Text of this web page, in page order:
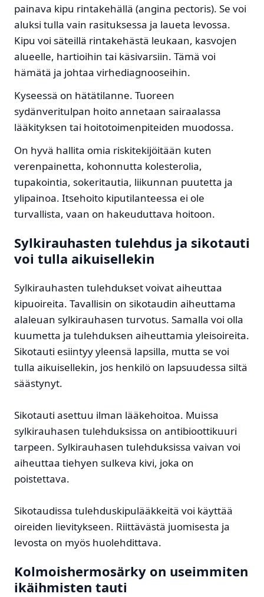
painava kipu rintakehällä (angina pectoris). Se voi
aluksi tulla vain rasituksessa ja laueta levossa.
Kipu voi säteillä rintakehästä leukaan, kasvojen
alueelle, hartioihin tai käsivarsiin. Tämä voi
hämätä ja johtaa virhediagnooseihin.
Kyseessä on hätätilanne. Tuoreen
sydänveritulpan hoito annetaan sairaalassa
lääkityksen tai hoitotoimenpiteiden muodossa.
On hyvä hallita omia riskitekijöitään kuten
verenpainetta, kohonnutta kolesterolia,
tupakointia, sokeritautia, liikunnan puutetta ja
ylipainoa. Itsehoito kiputilanteessa ei ole
turvallista, vaan on hakeuduttava hoitoon.
Sylkirauhasten tulehdus ja sikotauti
voi tulla aikuisellekin
Sylkirauhasten tulehdukset voivat aiheuttaa
kipuoireita. Tavallisin on sikotaudin aiheuttama
alaleuan sylkirauhasen turvotus. Samalla voi olla
kuumetta ja tulehduksen aiheuttamia yleisoireita.
Sikotauti esiintyy yleensä lapsilla, mutta se voi
tulla aikuisellekin, jos henkilö on lapsuudessa siltä
säästynyt.
Sikotauti asettuu ilman lääkehoitoa. Muissa
sylkirauhasen tulehduksissa on antibioottikuuri
tarpeen. Sylkirauhasen tulehduksissa vaivan voi
aiheuttaa tiehyen sulkeva kivi, joka on
poistettava.
Sikotaudissa tulehduskipulääkkeitä voi käyttää
oireiden lievitykseen. Riittävästä juomisesta ja
levosta on myös huolehdittava.
Kolmoishermosärky on useimmiten
ikäihmisten tauti